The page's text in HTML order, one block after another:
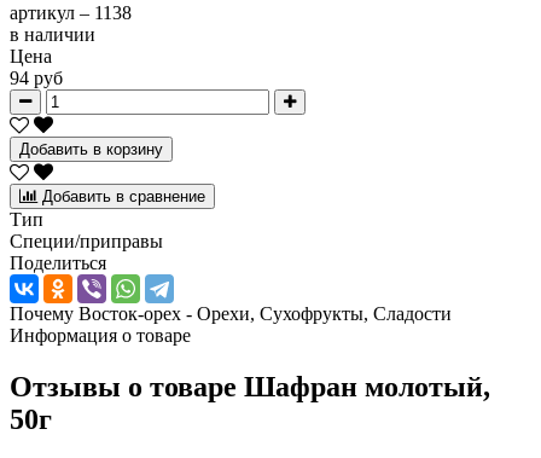
артикул – 1138
в наличии
Цена
94 руб
Добавить в корзину
Добавить в сравнение
Тип
Специи/приправы
Поделиться
Почему Восток-орех - Орехи, Сухофрукты, Сладости
Информация о товаре
Отзывы о товаре Шафран молотый,
50г